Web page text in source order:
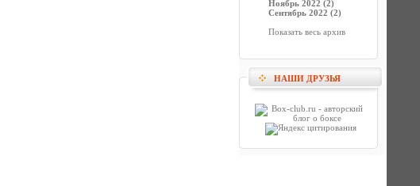
Ноябрь 2022 (2)
Сентябрь 2022 (2)
Показать весь архив
НАШИ ДРУЗЬЯ